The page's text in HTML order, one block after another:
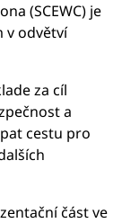
(SCEWC) je
v odvětví
za cíl
a
cestu pro
část ve